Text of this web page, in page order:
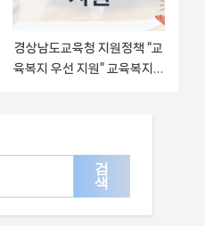
경상남도교육청 지원정책 “교
육복지 우선 지원” 교육복지과
검
색